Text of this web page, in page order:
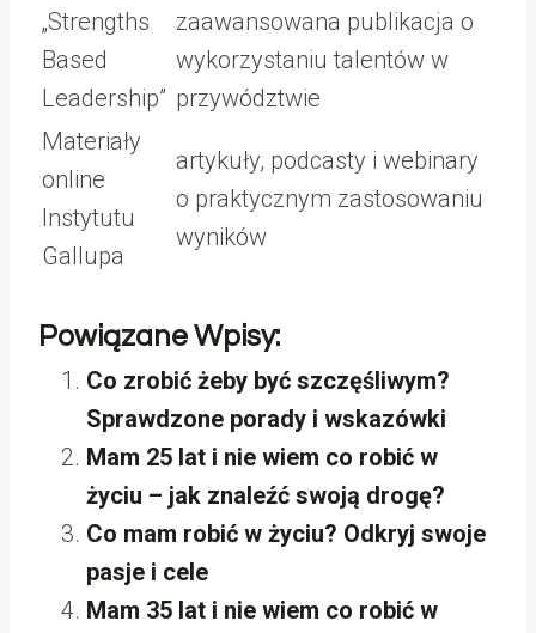
„Strengths
Based
Leadership”
zaawansowana publikacja o
wykorzystaniu talentów w
przywództwie
Materiały
online
Instytutu
Gallupa
artykuły, podcasty i webinary
o praktycznym zastosowaniu
wyników
Powiązane Wpisy:
Co zrobić żeby być szczęśliwym?
Sprawdzone porady i wskazówki
Mam 25 lat i nie wiem co robić w
życiu – jak znaleźć swoją drogę?
Co mam robić w życiu? Odkryj swoje
pasje i cele
Mam 35 lat i nie wiem co robić w